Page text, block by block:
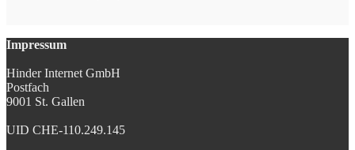
Impressum
Hinder Internet GmbH
Postfach
9001 St. Gallen
UID CHE-110.249.145